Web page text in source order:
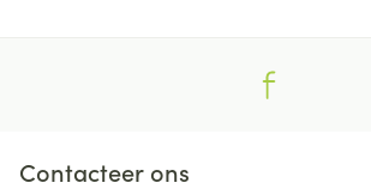
Contacteer ons